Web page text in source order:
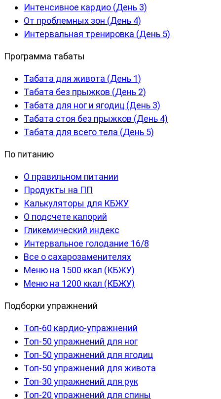
Интенсивное кардио (День 3)
От проблемных зон (День 4)
Интервальная тренировка (День 5)
Программа табаты
Табата для живота (День 1)
Табата без прыжков (День 2)
Табата для ног и ягодиц (День 3)
Табата стоя без прыжков (День 4)
Табата для всего тела (День 5)
По питанию
О правильном питании
Продукты на ПП
Калькуляторы для КБЖУ
О подсчете калорий
Гликемический индекс
Интервальное голодание 16/8
Все о сахарозаменителях
Меню на 1500 ккал (КБЖУ)
Меню на 1200 ккал (КБЖУ)
Подборки упражнений
Топ-60 кардио-упражнений
Топ-50 упражнений для ног
Топ-50 упражнений для ягодиц
Топ-50 упражнений для живота
Топ-30 упражнений для рук
Топ-20 упражнений для спины